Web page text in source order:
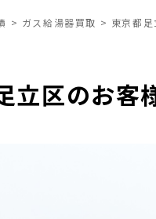
> ガス給湯器買取 > 東京都
立区のお客